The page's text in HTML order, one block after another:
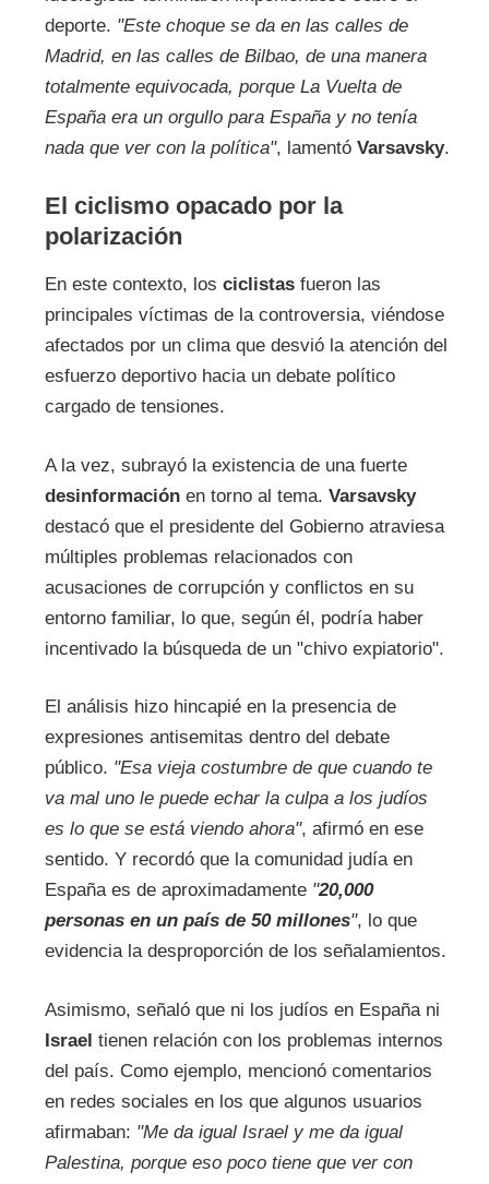
deporte. "Este choque se da en las calles de
Madrid, en las calles de Bilbao, de una manera
totalmente equivocada, porque La Vuelta de
España era un orgullo para España y no tenía
nada que ver con la política", lamentó Varsavsky.
El ciclismo opacado por la
polarización
En este contexto, los ciclistasfueron las
principales víctimas de la controversia, viéndose
afectados por un clima que desvió la atención del
esfuerzo deportivo hacia un debate político
cargado de tensiones.
A la vez, subrayó la existencia de una fuerte
desinformaciónen torno al tema. Varsavsky
destacó que el presidente del Gobierno atraviesa
múltiples problemas relacionados con
acusaciones de corrupción y conflictos en su
entorno familiar, lo que, según él, podría haber
incentivado la búsqueda de un "chivo expiatorio".
El análisis hizo hincapié en la presencia de
expresiones antisemitas dentro del debate
público. "Esa vieja costumbre de que cuando te
va mal uno le puede echar la culpa a los judíos
es lo que se está viendo ahora", afirmó en ese
sentido. Y recordó que la comunidad judía en
España es de aproximadamente "20,000
personas en un país de 50 millones", lo que
evidencia la desproporción de los señalamientos.
Asimismo, señaló que ni los judíos en España ni
Israel tienen relación con los problemas internos
del país. Como ejemplo, mencionó comentarios
en redes sociales en los que algunos usuarios
afirmaban: "Me da igual Israel y me da igual
Palestina, porque eso poco tiene que ver con